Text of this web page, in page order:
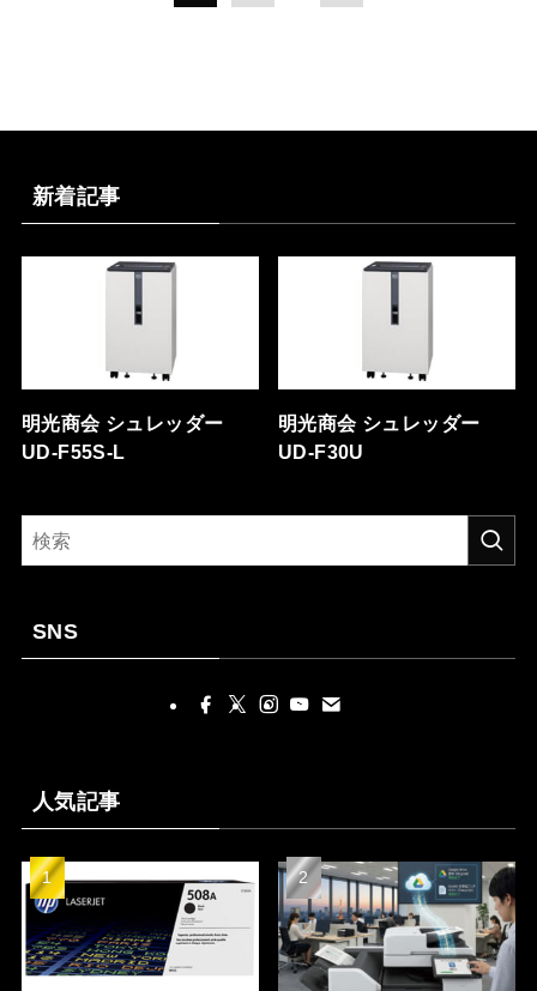
新着記事
明光商会 シュレッダー
UD-F55S-L
明光商会 シュレッダー
UD-F30U
SNS
人気記事